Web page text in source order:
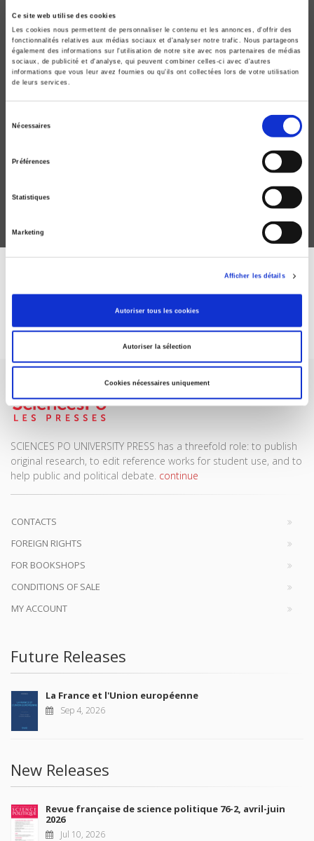
Ce site web utilise des cookies
Les cookies nous permettent de personnaliser le contenu et les annonces, d'offrir des
fonctionnalités relatives aux médias sociaux et d'analyser notre trafic. Nous partageons
également des informations sur l'utilisation de notre site avec nos partenaires de médias
sociaux, de publicité et d'analyse, qui peuvent combiner celles-ci avec d'autres
informations que vous leur avez fournies ou qu'ils ont collectées lors de votre utilisation
de leurs services.
Nécessaires
Préférences
Statistiques
Marketing
Afficher les détails
Autoriser tous les cookies
Autoriser la sélection
Cookies nécessaires uniquement
Le règne des entourages
Jean-Michel Eymeri-Douzans, Xavier Bioy
DISCOVER OUR JOURNALS
SCIENCES PO UNIVERSITY PRESS has a threefold role: to publish
original research, to edit reference works for student use, and to
help public and political debate. continue
CONTACTS
FOREIGN RIGHTS
FOR BOOKSHOPS
CONDITIONS OF SALE
MY ACCOUNT
Future Releases
La France et l'Union européenne
Sep 4, 2026
New Releases
Revue française de science politique 76-2, avril-juin
2026
Jul 10, 2026